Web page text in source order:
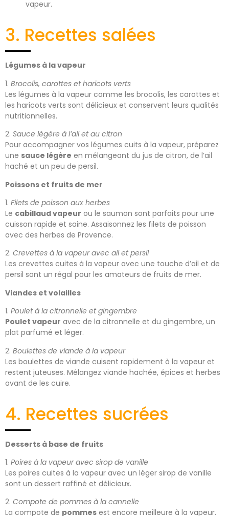
vapeur.
3. Recettes salées
Légumes à la vapeur
1. Brocolis, carottes et haricots verts
Les légumes à la vapeur comme les brocolis, les carottes et
les haricots verts sont délicieux et conservent leurs qualités
nutritionnelles.
2. Sauce légère à l’ail et au citron
Pour accompagner vos légumes cuits à la vapeur, préparez
une sauce légère en mélangeant du jus de citron, de l’ail
haché et un peu de persil.
Poissons et fruits de mer
1. Filets de poisson aux herbes
Le cabillaud vapeur ou le saumon sont parfaits pour une
cuisson rapide et saine. Assaisonnez les filets de poisson
avec des herbes de Provence.
2. Crevettes à la vapeur avec ail et persil
Les crevettes cuites à la vapeur avec une touche d’ail et de
persil sont un régal pour les amateurs de fruits de mer.
Viandes et volailles
1. Poulet à la citronnelle et gingembre
Poulet vapeur avec de la citronnelle et du gingembre, un
plat parfumé et léger.
2. Boulettes de viande à la vapeur
Les boulettes de viande cuisent rapidement à la vapeur et
restent juteuses. Mélangez viande hachée, épices et herbes
avant de les cuire.
4. Recettes sucrées
Desserts à base de fruits
1. Poires à la vapeur avec sirop de vanille
Les poires cuites à la vapeur avec un léger sirop de vanille
sont un dessert raffiné et délicieux.
2. Compote de pommes à la cannelle
La compote de pommes est encore meilleure à la vapeur.